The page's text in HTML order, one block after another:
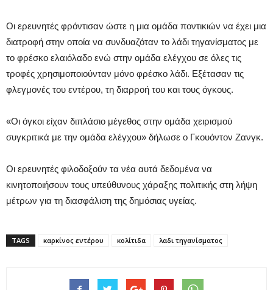
Οι ερευνητές φρόντισαν ώστε η μια ομάδα ποντικιών να έχει μια
διατροφή στην οποία να συνδυαζόταν το λάδι τηγανίσματος με
το φρέσκο ελαιόλαδο ενώ στην ομάδα ελέγχου σε όλες τις
τροφές χρησιμοποιούνταν μόνο φρέσκο λάδι. Εξέτασαν τις
φλεγμονές του εντέρου, τη διαρροή του και τους όγκους.
«Οι όγκοι είχαν διπλάσιο μέγεθος στην ομάδα χειρισμού
συγκριτικά με την ομάδα ελέγχου» δήλωσε ο Γκουόντον Ζανγκ.
Οι ερευνητές φιλοδοξούν τα νέα αυτά δεδομένα να
κινητοποιήσουν τους υπεύθυνους χάραξης πολιτικής στη λήψη
μέτρων για τη διασφάλιση της δημόσιας υγείας.
TAGS καρκίνος εντέρου κολίτιδα λαδι τηγανίσματος